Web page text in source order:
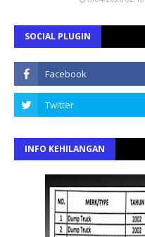
SOCIAL PLUGIN
INFO KEHILANGAN